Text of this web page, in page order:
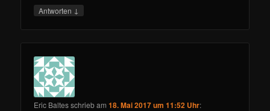
Antworten ↓
Eric Baltesschriebam18. Mai 2017 um 11:52 Uhr: